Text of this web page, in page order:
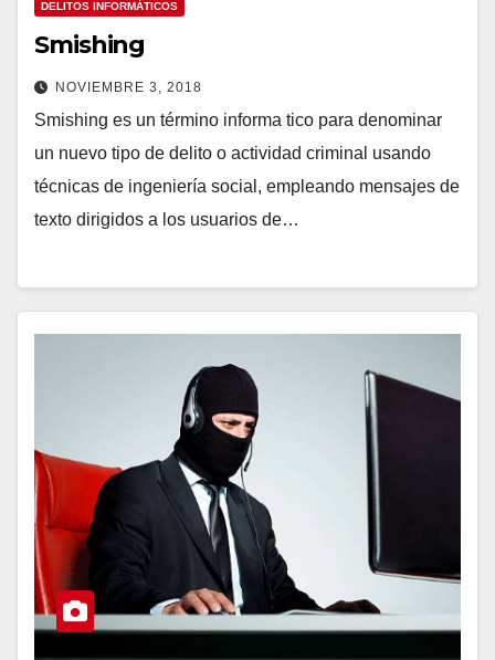
DELITOS INFORMÁTICOS
Smishing
NOVIEMBRE 3, 2018
Smishing es un término informa tico para denominar
un nuevo tipo de delito o actividad criminal usando
técnicas de ingeniería social, empleando mensajes de
texto dirigidos a los usuarios de…